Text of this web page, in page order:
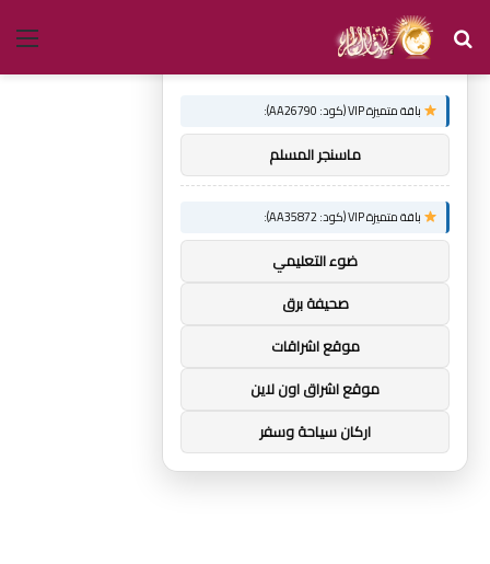
بحث
عن
توصيات :
باقة متميزة VIP (كود: AA26790):
ماسنجر المسلم
باقة متميزة VIP (كود: AA35872):
ضوء التعليمي
صحيفة برق
موقع اشراقات
موقع اشراق اون لاين
اركان سياحة وسفر